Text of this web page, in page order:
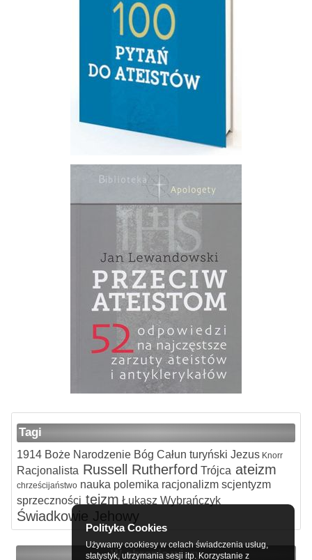
Tagi
1914Boże NarodzenieBóg Całun turyński JezusKnorr
Racjonalista Russell Rutherford Trójca ateizm
chrześcijaństwonauka polemika racjonalizmscjentyzm
sprzeczności teizm Łukasz Wybrańczyk
Świadkowie Jehowy
W obronie wiary
Polityka Cookies
Używamy cookiesy w celach świadczenia usług,
statystyk, utrzymania sesji itp. Korzystanie z